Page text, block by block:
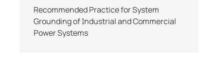
Recommended Practice for System
Grounding of Industrial and Commercial
Power Systems